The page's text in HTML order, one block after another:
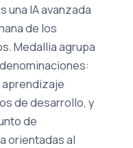
una IA avanzada
de los
Medallia agrupa
aprendizaje
de desarrollo, y
de
orientadas al